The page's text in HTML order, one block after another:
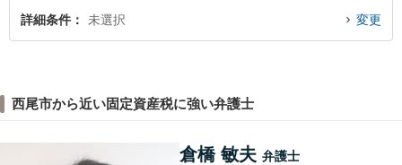
詳細条件 未選択 変更
西尾市から近い固定資産税に強い弁護士
倉橋 敏夫 弁護士